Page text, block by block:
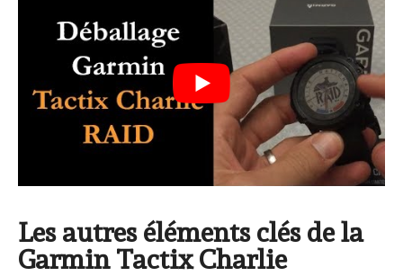
Les autres éléments clés de la
Garmin Tactix Charlie